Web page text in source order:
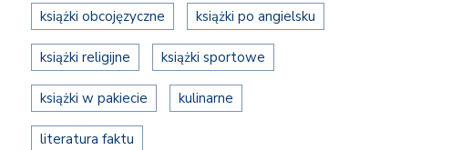
książki obcojęzyczne książki po angielsku
książki religijne książki sportowe
książki w pakiecie kulinarne
literatura faktu